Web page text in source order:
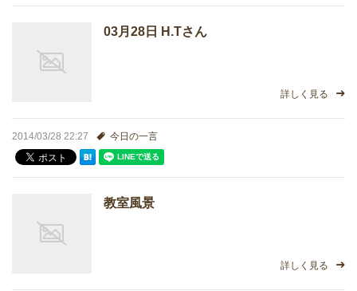
03月28日 H.Tさん
詳しく見る
2014/03/28 22:27 今日の一言
教室風景
詳しく見る